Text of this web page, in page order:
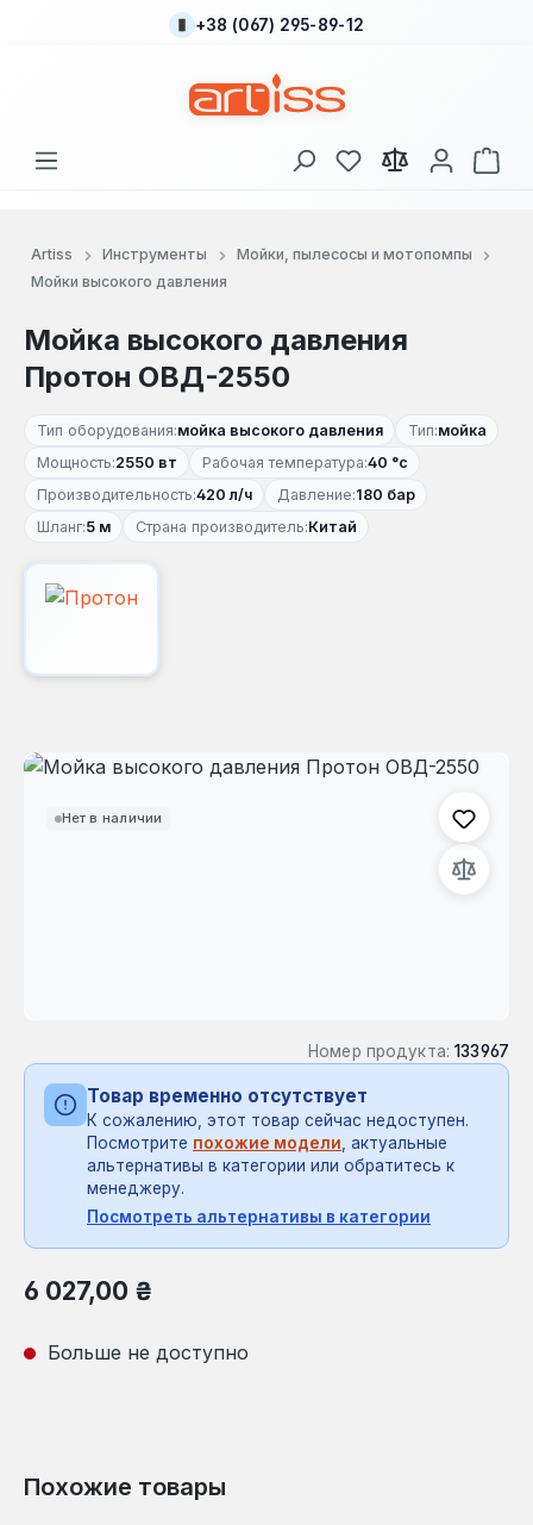
Перейти к основному содержанию
+38 (067) 295-89-12
У вас есть товары
В
Artiss Инструменты
Мойки, пылесосы и мотопомпы
Мойки высокого давления
Мойка высокого давления
Протон ОВД-2550
Тип оборудования:мойка высокого давления Тип:мойка
Мощность:2550 вт Рабочая температура:40 °c
Производительность:420 л/ч Давление:180 бар
Шланг:5 м Страна производитель:Китай
Нет в наличии
Пропустить галерею изображений
Номер продукта: 133967
Товар временно отсутствует
К сожалению, этот товар сейчас недоступен.
Посмотрите похожие модели, актуальные
альтернативы в категории или обратитесь к
менеджеру.
Посмотреть альтернативы в категории
Обычная цена:
6 027,00 ₴
Больше не доступно
Похожие товары